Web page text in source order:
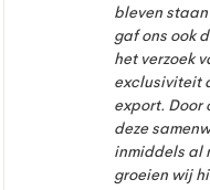
bleven
gaf ons ook
het verzoek
exclusiviteit
export. Door
deze
inmiddels al
groeien wij